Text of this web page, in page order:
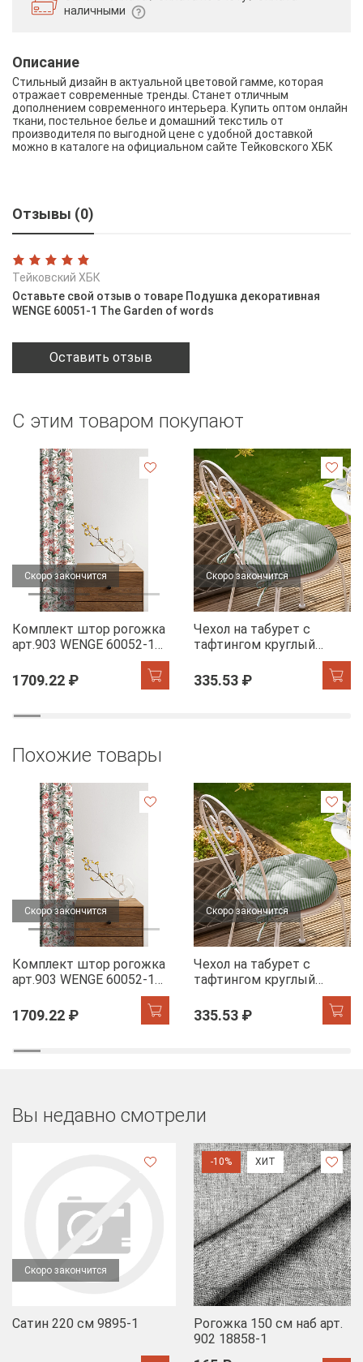
наличными
Описание
Стильный дизайн в актуальной цветовой гамме, которая
отражает современные тренды. Станет отличным
дополнением современного интерьера. Купить оптом онлайн
ткани, постельное белье и домашний текстиль от
производителя по выгодной цене с удобной доставкой
можно в каталоге на официальном сайте Тейковского ХБК
Отзывы (0)
Тейковский ХБК
Оставьте свой отзыв о товаре Подушка декоративная
WENGE 60051-1 The Garden of words
Оставить отзыв
С этим товаром покупают
Скоро закончится
Комплект штор рогожка
арт.903 WENGE 60052-1
1709.22 ₽
Скоро закончится
Чехол на табурет с
тафтингом круглый
WENGE 60049-1 Tropical
accent
335.53 ₽
Похожие товары
Скоро закончится
Комплект штор рогожка
арт.903 WENGE 60052-1
1709.22 ₽
Скоро закончится
Чехол на табурет с
тафтингом круглый
WENGE 60049-1 Tropical
accent
335.53 ₽
Вы недавно смотрели
Скоро закончится
Сатин 220 см 9895-1
-10% ХИТ
Рогожка 150 см наб арт.
902 18858-1